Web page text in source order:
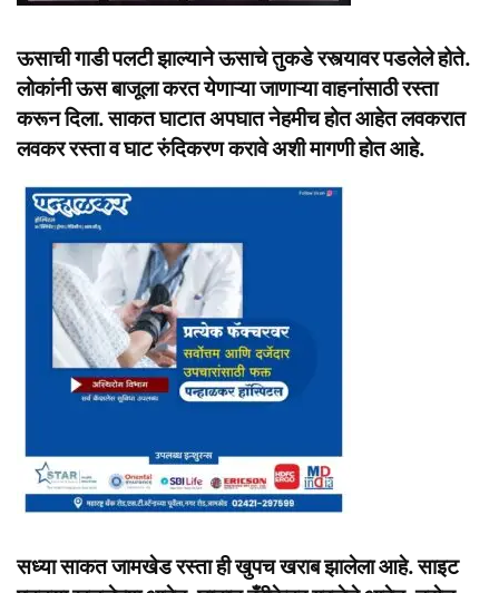
ऊसाची गाडी पलटी झाल्याने ऊसाचे तुकडे रस्त्यावर पडलेले होते.
लोकांनी ऊस बाजूला करत येणाऱ्या जाणाऱ्या वाहनांसाठी रस्ता
करून दिला. साकत घाटात अपघात नेहमीच होत आहेत लवकरात
लवकर रस्ता व घाट रुंदिकरण करावे अशी मागणी होत आहे.
सध्या साकत जामखेड रस्ता ही खुपच खराब झालेला आहे. साइट